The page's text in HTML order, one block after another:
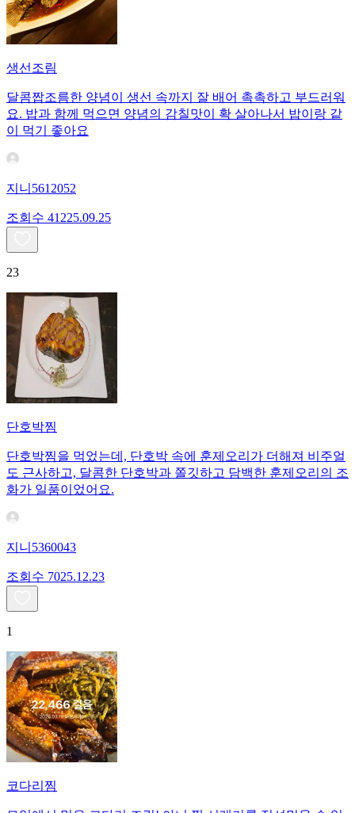
생선조림
달콤짭조름한 양념이 생선 속까지 잘 배어 촉촉하고 부드러워
요. 밥과 함께 먹으면 양념의 감칠맛이 확 살아나서 밥이랑 같
이 먹기 좋아요
지니5612052
조회수 41225.09.25
23
단호박찜
단호박찜을 먹었는데, 단호박 속에 훈제오리가 더해져 비주얼
도 근사하고, 달콤한 단호박과 쫄깃하고 담백한 훈제오리의 조
화가 일품이었어요.
지니5360043
조회수 7025.12.23
1
코다리찜